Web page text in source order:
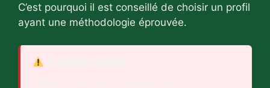
C’est pourquoi il est conseillé de choisir un profil
ayant une méthodologie éprouvée.